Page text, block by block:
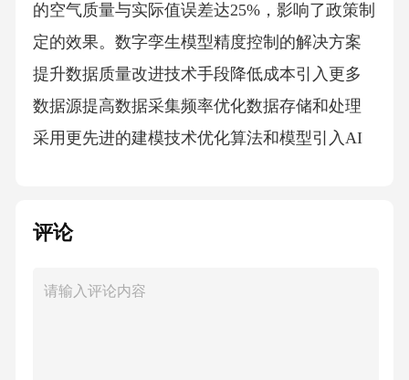
的空气质量与实际值误差达25%，影响了政策制
定的效果。数字孪生模型精度控制的解决方案
提升数据质量改进技术手段降低成本引入更多
数据源提高数据采集频率优化数据存储和处理
采用更先进的建模技术优化算法和模型引入AI
度控制的技术方法数字孪生模型精度控制的技
技术方法来实现。几何精度控制是基础，常用
评论